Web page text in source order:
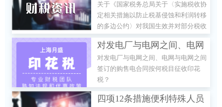
〈实施税收协定相关措施以
防止税基侵蚀和利润转移的
多边公约〉对我国生效并对
部分税收协定开始适用的公
告》的解读
关于《国家税务总局关于〈实施税收协
定相关措施以防止税基侵蚀和利润转移
的多边公约〉对我国生效并对部分税收
协定开始适用的公告》的解读
对发电厂与电网之间、电网
与电网之间签订的购售电合
同按何税目征收印花税？
对发电厂与电网之间、电网与电网之间
签订的购售电合同按何税目征收印花
税？
四项12条措施便利特殊人员